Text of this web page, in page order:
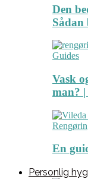
Den
Sådan
Guides
Vask
man? |
En
Personlig